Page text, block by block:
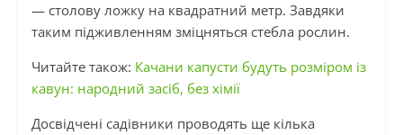
— столову ложку на квадратний метр. Завдяки
таким підживленням зміцняться стебла рослин.
Читайте також: Качани капусти будуть розміром із
кавун: народний засіб, без хімії
Досвідчені садівники проводять ще кілька